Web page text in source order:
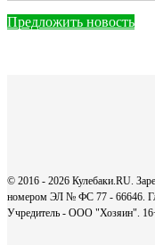
Предложить новость
© 2016 - 2026 Кулебаки.RU.
номером ЭЛ № ФС 77 - 66646.
Учредитель - ООО "Хозяин".